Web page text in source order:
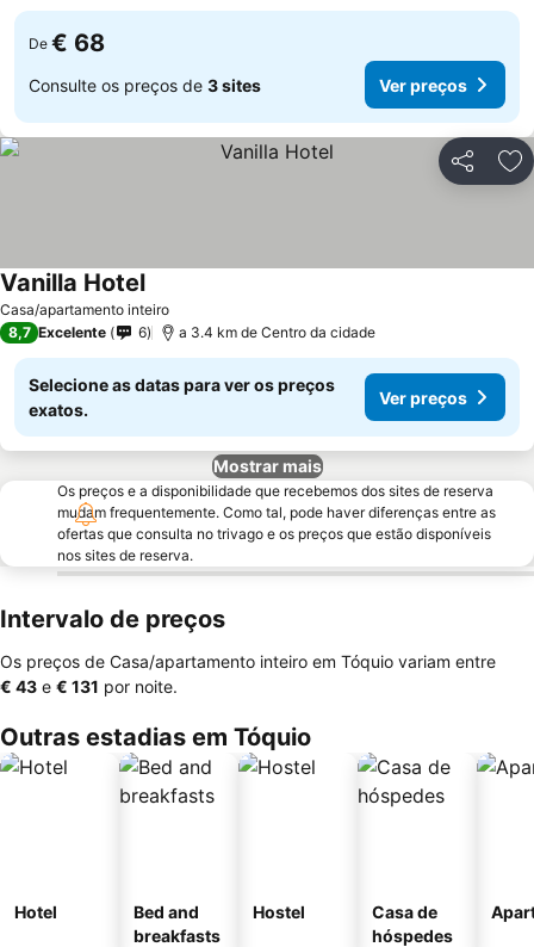
De € 68
Consulte os preços de 3 sites Ver preços
Partilhar
Casa/apartamento inteiro
Vanilla Hotel
8,7 Excelente 6 a 3.4 km de Centro da cidade
Selecione as datas para ver os preços
exatos.
Ver preços
Mostrar mais
Os preços e a disponibilidade que recebemos dos sites de reserva
mudam frequentemente. Como tal, pode haver diferenças entre as
ofertas que consulta no trivago e os preços que estão disponíveis
nos sites de reserva.
Intervalo de preços
Os preços de Casa/apartamento inteiro em Tóquio variam entre
‎€ 43 e ‎€ 131 por noite.
Outras estadias em Tóquio
Hotel
Bed and
breakfasts
Hostel
Casa de
hóspedes